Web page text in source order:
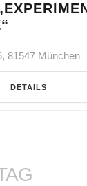
81547 München
DETAILS